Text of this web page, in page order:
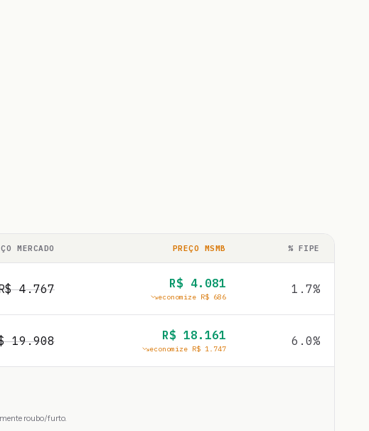
MERCADO PREÇO MSMB % FIPE
4.767 R$ 4.081
economize R$ 686
1.7%
19.908 R$ 18.161
economize R$ 1.747
6.0%
roubo/furto.